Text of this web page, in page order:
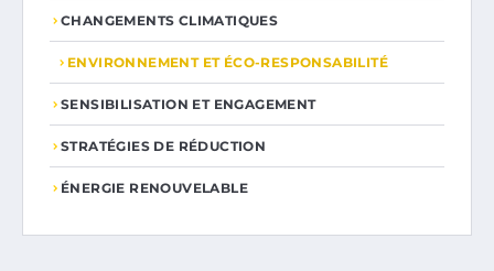
CHANGEMENTS CLIMATIQUES
ENVIRONNEMENT ET ÉCO-RESPONSABILITÉ
SENSIBILISATION ET ENGAGEMENT
STRATÉGIES DE RÉDUCTION
ÉNERGIE RENOUVELABLE